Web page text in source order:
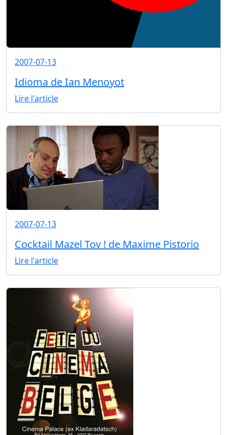
2007-07-13
Idioma de Ian Menoyot
Lire l'article
2007-07-13
Cocktail Mazel Tov ! de Maxime Pistorio
Lire l'article